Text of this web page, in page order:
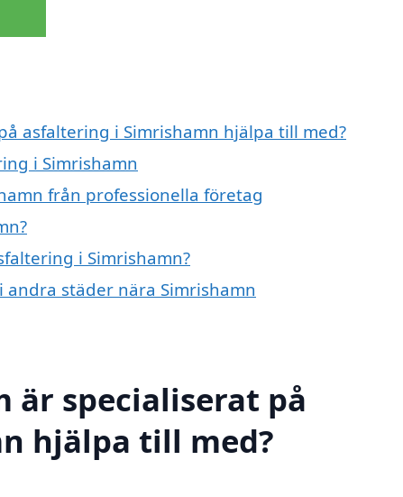
asfaltering i Simrishamn hjälpa till med?
i Simrishamn
från professionella företag
i Simrishamn?
städer nära Simrishamn
är specialiserat på
hjälpa till med?